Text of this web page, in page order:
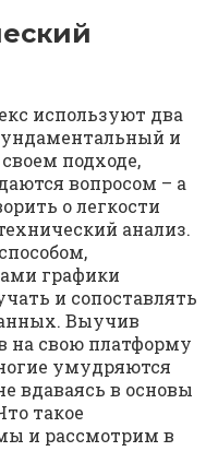
используют два
и
подходе,
вопросом – а
о легкости
анализ.
графики
и сопоставлять
Выучив
на свою платформу
умудряются
вдаваясь в основы
такое
и рассмотрим в